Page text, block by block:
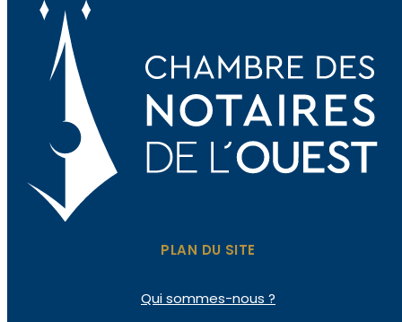
PLAN DU SITE
Quisommes-nous ?